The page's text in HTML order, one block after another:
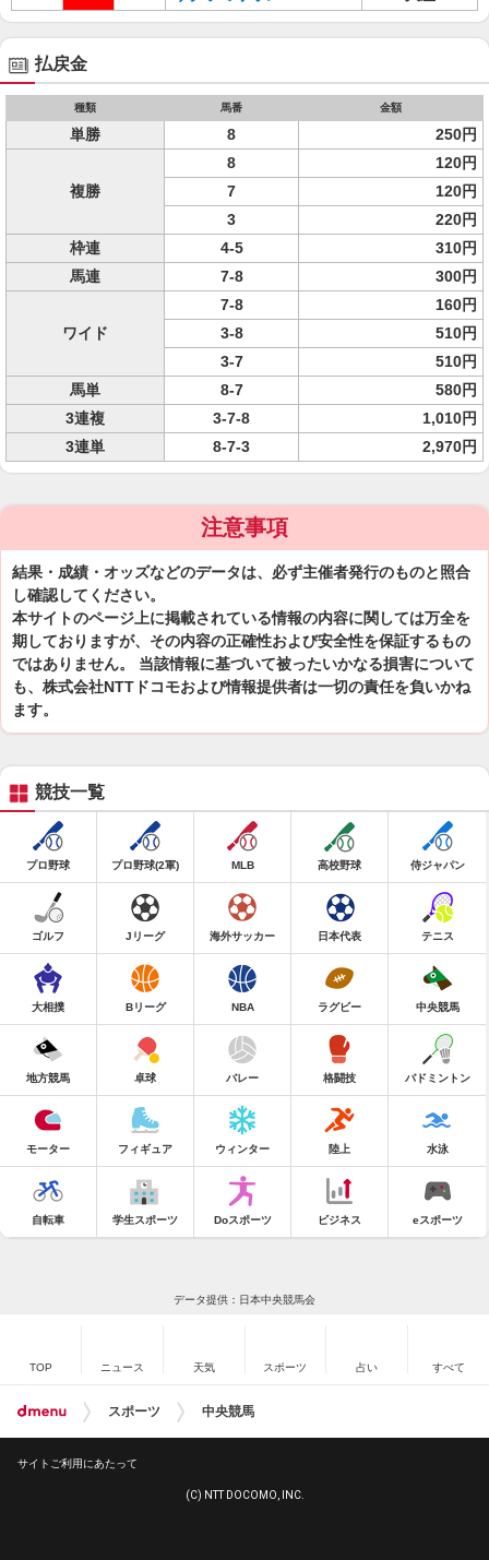
払戻金
種類 馬番 金額
単勝 8 250円
複勝
8
120円
7
120円
3
220円
枠連
4-5
310円
馬連
7-8 300円
ワイド
7-8
160円
3-8
510円
3-7
510円
馬単
8-7
580円
3連複
3-7-8
1,010円
3連単
8-7-3 2,970円
注意事項
結果・成績・オッズなどのデータは、必ず主催者発行のものと照合
し確認してください。
本サイトのページ上に掲載されている情報の内容に関しては万全を
期しておりますが、その内容の正確性および安全性を保証するもの
ではありません。 当該情報に基づいて被ったいかなる損害について
も、株式会社NTTドコモおよび情報提供者は一切の責任を負いかね
ます。
競技一覧
プロ野球 プロ野球(2軍) MLB 高校野球 侍ジャパン
ゴルフ Jリーグ 海外サッカー 日本代表 テニス
大相撲 Bリーグ NBA ラグビー 中央競馬
地方競馬 卓球 バレー 格闘技 バドミントン
モーター フィギュア ウィンター 陸上 水泳
自転車 学生スポーツ Doスポーツ ビジネス eスポーツ
データ提供：日本中央競馬会
TOP ニュース 天気 スポーツ 占い すべて
スポーツ 中央競馬
サイトご利用にあたって
(C) NTT DOCOMO, INC.